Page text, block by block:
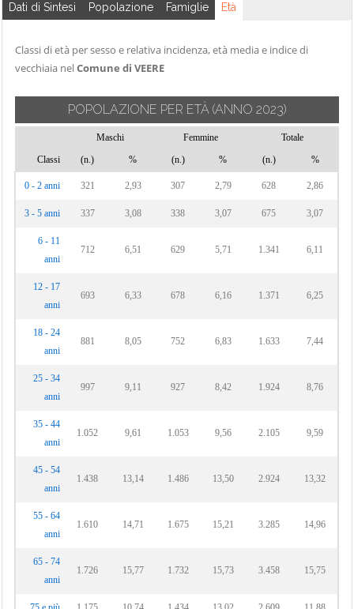
Dati di Sintesi Popolazione Famiglie Età
Classi di età per sesso e relativa incidenza, età media e indice di
vecchiaia nelComune di VEERE
POPOLAZIONE PER ETÀ (ANNO 2023)
Maschi Femmine
Totale
Classi
(n.) % (n.) % (n.) %
0 - 2 anni 321 2,93 307 2,79 628 2,86
3 - 5 anni 337 3,08 338 3,07 675 3,07
6 - 11
anni
712 6,51 629 5,71 1.341 6,11
12 - 17
anni
693 6,33 678 6,16 1.371 6,25
18 - 24
anni
881 8,05 752 6,83 1.633 7,44
25 - 34
anni
997 9,11 927 8,42 1.924 8,76
35 - 44
anni
1.052 9,61 1.053 9,56 2.105 9,59
45 - 54
anni
1.438 13,14 1.486 13,50 2.924 13,32
55 - 64
anni
1.610 14,71 1.675 15,21 3.285 14,96
65 - 74
anni
1.726 15,77 1.732 15,73 3.458 15,75